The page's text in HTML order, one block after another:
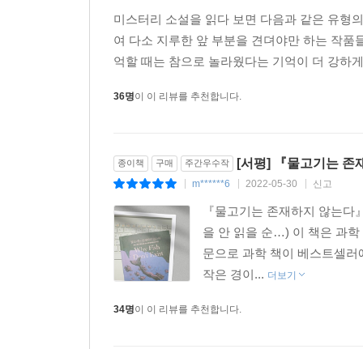
해준다. 특히 장마다 수록된 독창적이고 정교한
책에 불어넣어준다.
혼돈이 항상 승리하는 세계에서 꿋꿋이 버텨내는
미스터리 소설을 읽다 보면 다음과 같은 유형
여 다소 지루한 앞 부분을 견뎌야만 하는 작
억할 때는 참으로 놀라웠다는 기억이 더 강하
36명이 이 리뷰를 추천합니다.
종이책 구매 주간우수작 [서평] 『물고기는 존
m******6 2022-05-30 신고
『물고기는 존재하지 않는
을 안 읽을 순…) 이 책은 과학
문으로 과학 책이 베스트셀
작은 경이... 더보기
34명이 이 리뷰를 추천합니다.